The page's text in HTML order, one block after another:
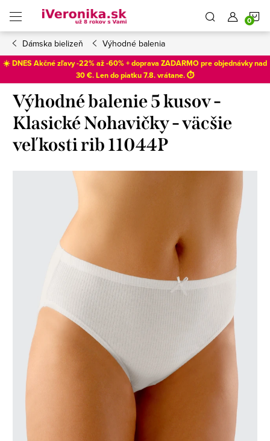
obsah
Dámska bielizeň Výhodné balenia
☀️ DNES Akčné zľavy -22% až -60% + doprava ZADARMO pre objednávky nad
30 €. Len dopiatku 7.8. vrátane. ⏱️
Výhodné balenie 5 kusov -
Klasické Nohavičky - väcšie
veľkosti rib 11044P